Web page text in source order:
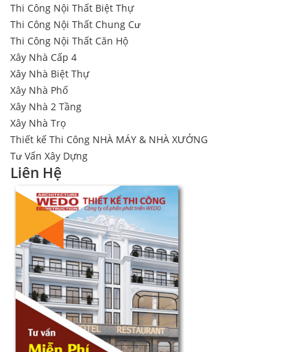
Thi Công Nội Thất Biệt Thự
Thi Công Nội Thất Chung Cư
Thi Công Nội Thất Căn Hộ
Xây Nhà Cấp 4
Xây Nhà Biệt Thự
Xây Nhà Phố
Xây Nhà 2 Tầng
Xây Nhà Trọ
Thiết kế Thi Công NHÀ MÁY & NHÀ XƯỞNG
Tư Vấn Xây Dựng
Liên Hệ